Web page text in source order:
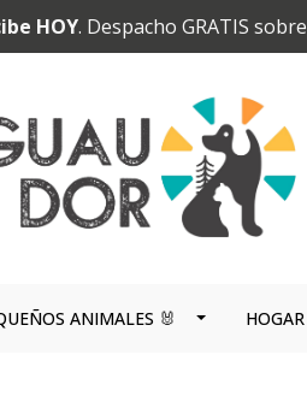
HOY. Despacho GRATIS
ANIMALES 🐰